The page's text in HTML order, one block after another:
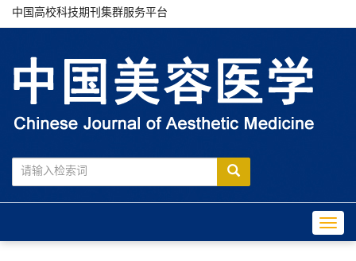
中国高校科技期刊集群服务平台